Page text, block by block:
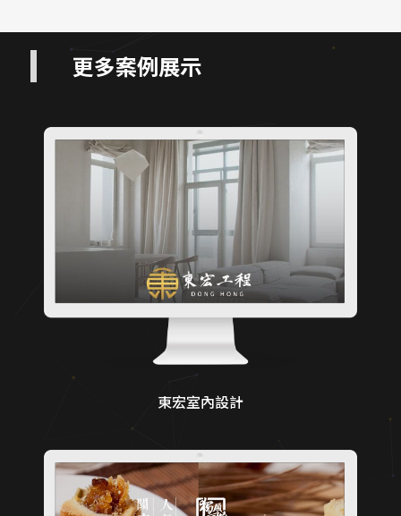
更多案例展示
東宏室內設計